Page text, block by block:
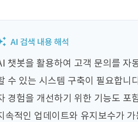
챗봇을 활용하여 고객 문의를 자
수 있는 시스템 구축이 필요합니
경험을 개선하기 위한 기능도 포
속적인 업데이트와 유지보수가